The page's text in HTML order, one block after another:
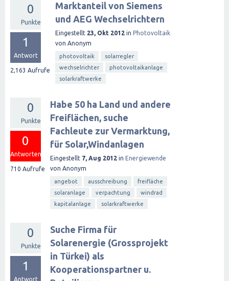
0
Punkte
1
Antwort
2,163 Aufrufe
Marktanteil von Siemens
und AEG Wechselrichtern
Eingestellt 23, Okt 2012 in Photovoltaik
von Anonym
photovoltaik
solarregler
wechselrichter
photovoltaikanlage
solarkraftwerke
0
Punkte
0
Antworten
710 Aufrufe
Habe 50 ha Land und andere
Freiflächen, suche
Fachleute zur Vermarktung,
für Solar,Windanlagen
Eingestellt 7, Aug 2012 in Energiewende
von Anonym
angebot ausschreibung
freifläche
solaranlage
verpachtung
windrad
kapitalanlage
solarkraftwerke
0
Punkte
1
Antwort
Suche Firma für
Solarenergie (Grossprojekt
in Türkei) als
Kooperationspartner u.